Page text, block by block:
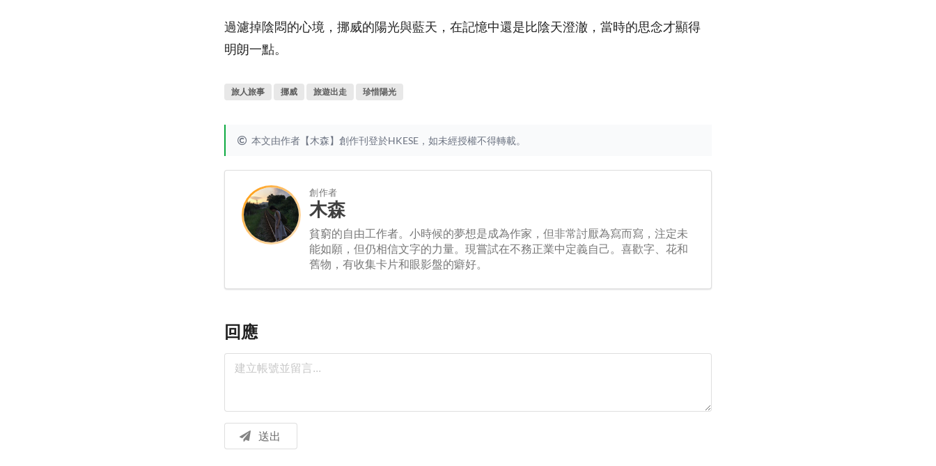
過濾掉陰悶的心境，挪威的陽光與藍天，在記憶中還是比陰天澄澈，當時的思念才顯得
明朗一點。
旅人旅事 挪威 旅遊出走 珍惜陽光
本文由作者【木森】創作刊登於HKESE，如未經授權不得轉載。
創作者
木森
貧窮的自由工作者。小時候的夢想是成為作家，但非常討厭為寫而寫，注定未
能如願，但仍相信文字的力量。現嘗試在不務正業中定義自己。喜歡字、花和
舊物，有收集卡片和眼影盤的癖好。
回應
送出